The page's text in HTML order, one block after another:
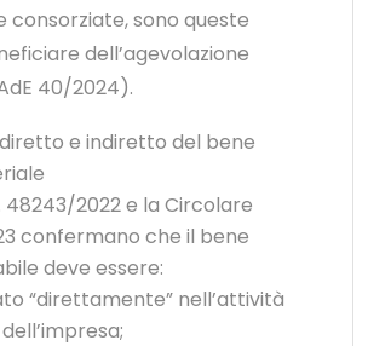
consorziate, sono queste
dell’agevolazione
40/2024).
e indiretto del bene
48243/2022 e la Circolare
confermano che il bene
deve essere:
“direttamente” nell’attività